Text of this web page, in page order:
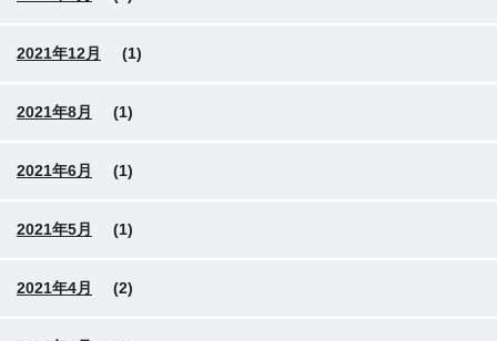
2021年12月 (1)
2021年8月 (1)
2021年6月 (1)
2021年5月 (1)
2021年4月 (2)